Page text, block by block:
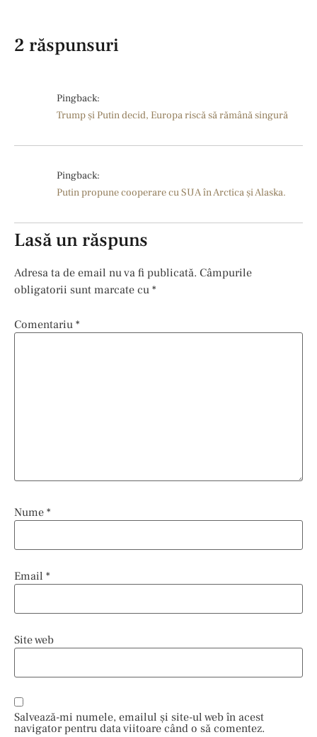
2 răspunsuri
Pingback:
Trump și Putin decid, Europa riscă să rămână singură
Pingback:
Putin propune cooperare cu SUA în Arctica și Alaska.
Lasă un răspuns
Adresa ta de email nu va fi publicată. Câmpurile
obligatorii sunt marcate cu *
Comentariu *
Nume *
Email *
Site web
Salvează-mi numele, emailul și site-ul web în acest
navigator pentru data viitoare când o să comentez.